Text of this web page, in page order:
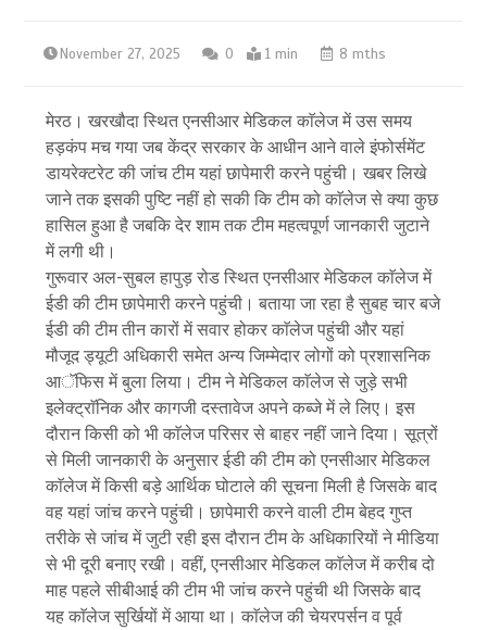
November 27, 2025 0 1 min 8 mths
मेरठ। खरखौदा स्थित एनसीआर मेडिकल काॅलेज में उस समय
हड़कंप मच गया जब केंद्र सरकार के आधीन आने वाले इंफोर्समेंट
डायरेक्टरेट की जांच टीम यहां छापेमारी करने पहुंची। खबर लिखे
जाने तक इसकी पुष्टि नहीं हो सकी कि टीम को काॅलेज से क्या कुछ
हासिल हुआ है जबकि देर शाम तक टीम महत्वपूर्ण जानकारी जुटाने
में लगी थी।
गुरूवार अल-सुबल हापुड़ रोड स्थित एनसीआर मेडिकल काॅलेज में
ईडी की टीम छापेमारी करने पहुंची। बताया जा रहा है सुबह चार बजे
ईडी की टीम तीन कारों में सवार होकर काॅलेज पहुंची और यहां
मौजूद ड्यूटी अधिकारी समेत अन्य जिम्मेदार लोगों को प्रशासनिक
आॅफिस में बुला लिया। टीम ने मेडिकल काॅलेज से जुड़े सभी
इलेक्ट्राॅनिक और कागजी दस्तावेज अपने कब्जे में ले लिए। इस
दौरान किसी को भी काॅलेज परिसर से बाहर नहीं जाने दिया। सूत्रों
से मिली जानकारी के अनुसार ईडी की टीम को एनसीआर मेडिकल
काॅलेज में किसी बड़े आर्थिक घोटाले की सूचना मिली है जिसके बाद
वह यहां जांच करने पहुंची। छापेमारी करने वाली टीम बेहद गुप्त
तरीके से जांच में जुटी रही इस दौरान टीम के अधिकारियों ने मीडिया
से भी दूरी बनाए रखी। वहीं, एनसीआर मेडिकल काॅलेज में करीब दो
माह पहले सीबीआई की टीम भी जांच करने पहुंची थी जिसके बाद
यह काॅलेज सुर्खियों में आया था। काॅलेज की चेयरपर्सन व पूर्व